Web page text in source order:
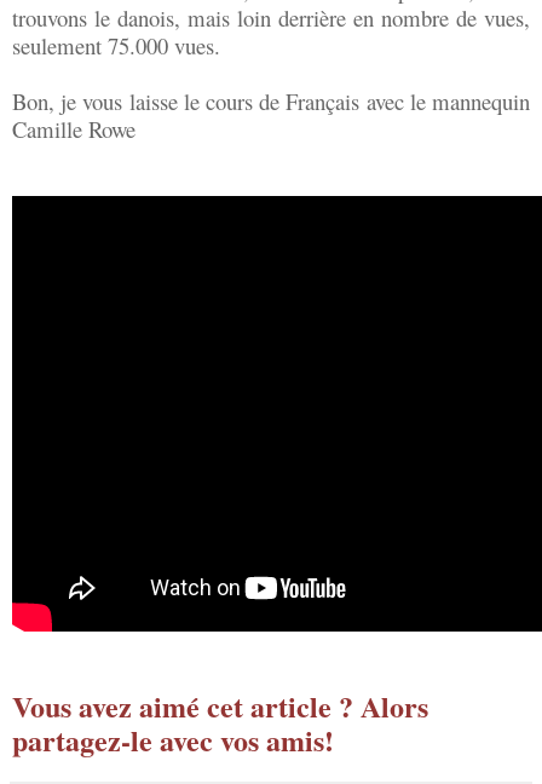
trouvons le danois, mais loin derrière en nombre de vues,
seulement 75.000 vues.
Bon, je vous laisse le cours de Français avec le mannequin
Camille Rowe
Vous avez aimé cet article ? Alors
partagez-le avec vos amis!